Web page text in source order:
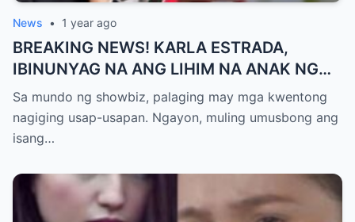
News • 1 year ago
BREAKING NEWS! KARLA ESTRADA,
IBINUNYAG NA ANG LIHIM NA ANAK NG
KATHNIEL! Matagal na Itinatagong
Katotohanan, Inilabas na sa Publiko — Fans
NAGULANTANG sa Rebelasyong Yumanig
Sa mundo ng showbiz, palaging may mga kwentong
nagiging usap-usapan. Ngayon, muling umusbong ang
isang…